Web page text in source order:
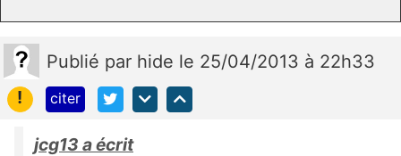
Publié par hide le 25/04/2013 à 22h33
!
citer
jcg13 a écrit